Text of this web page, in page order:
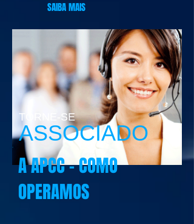
SAIBA MAIS
TORNE-SE
ASSOCIADO
A APCC - COMO
OPERAMOS